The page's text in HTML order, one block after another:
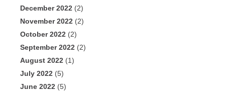
December 2022 (2)
November 2022 (2)
October 2022 (2)
September 2022 (2)
August 2022 (1)
July 2022 (5)
June 2022 (5)